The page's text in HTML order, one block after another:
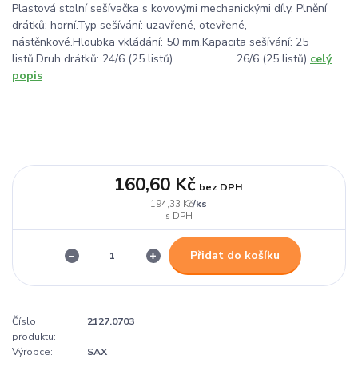
Plastová stolní sešívačka s kovovými mechanickými díly. Plnění
drátků: horní.Typ sešívání: uzavřené, otevřené,
nástěnkové.Hloubka vkládání: 50 mm.Kapacita sešívání: 25
listů.Druh drátků: 24/6 (25 listů) 26/6 (25 listů) celý
popis
194,33 Kč/ks
160,60 Kč bez DPH
Přidat do košíku
Číslo
produktu:
2127.0703
Výrobce: SAX